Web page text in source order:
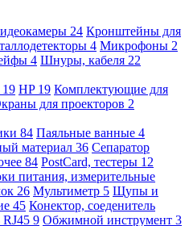
24 Кронштейны для
4 Микрофоны 2
4 Шнуры, кабеля 22
19 HP 19 Комплектующие для
для проекторов 2
84 Паяльные ванные 4
материал 36 Сепаратор
84 PostCard, тестеры 12
питания, измерительные
26 Мультиметр 5 Щупы и
45 Конектор, соеденитель
RJ45 9 Обжимной инструмент 3